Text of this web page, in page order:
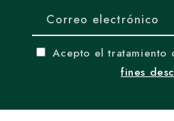
Correo electrónico
Acepto el tratamiento
fines